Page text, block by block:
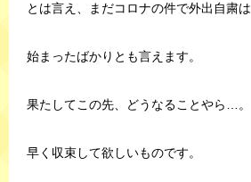
とは言え、まだコロナの件で外出自粛は
始まったばかりとも言えます。
果たしてこの先、どうなることやら…。
早く収束して欲しいものです。